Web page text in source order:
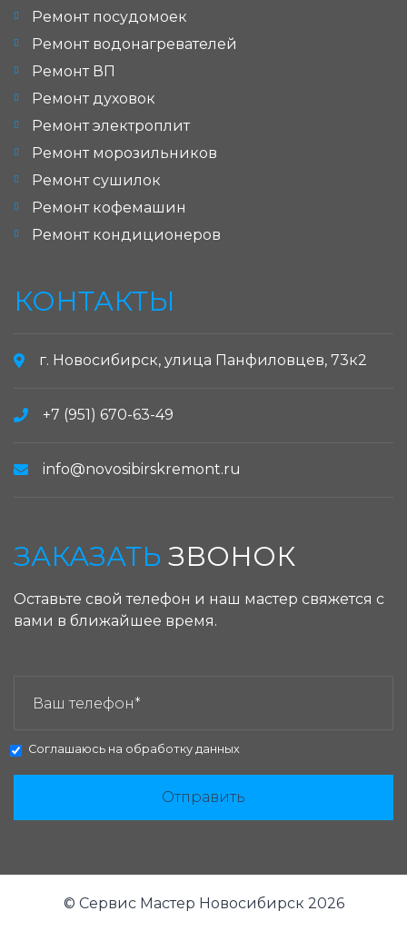
Ремонт посудомоек
Ремонт водонагревателей
Ремонт ВП
Ремонт духовок
Ремонт электроплит
Ремонт морозильников
Ремонт сушилок
Ремонт кофемашин
Ремонт кондиционеров
КОНТАКТЫ
г. Новосибирск, улица Панфиловцев, 73к2
+7 (951) 670-63-49
info@novosibirskremont.ru
ЗАКАЗАТЬ ЗВОНОК
Оставьте свой телефон и наш мастер свяжется с
вами в ближайшее время.
Соглашаюсь на обработку данных
Отправить
© Сервис Мастер Новосибирск 2026